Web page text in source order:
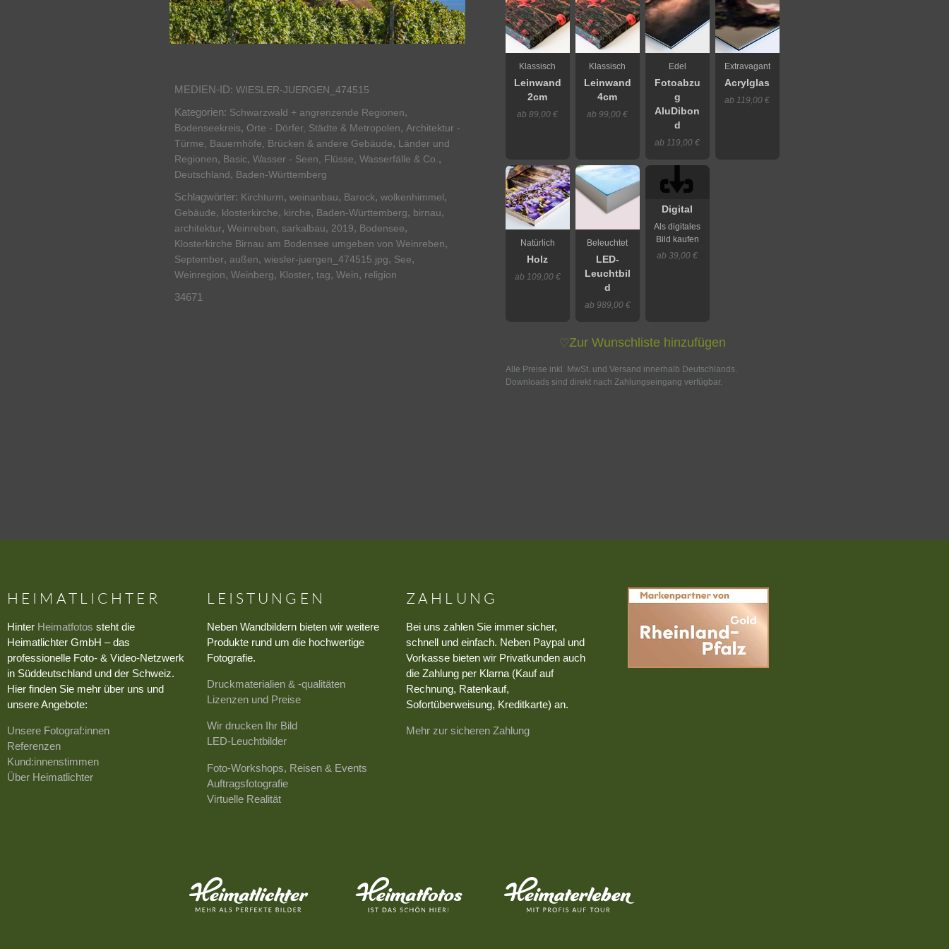
MEDIEN-ID: WIESLER-JUERGEN_474515
Kategorien: Schwarzwald + angrenzende Regionen,
Bodenseekreis, Orte - Dörfer, Städte & Metropolen, Architektur -
Türme, Bauernhöfe, Brücken & andere Gebäude, Länder und
Regionen, Basic, Wasser - Seen, Flüsse, Wasserfälle & Co.,
Deutschland, Baden-Württemberg
Schlagwörter: Kirchturm, weinanbau, Barock, wolkenhimmel,
Gebäude, klosterkirche, kirche, Baden-Württemberg, birnau,
architektur, Weinreben, sarkalbau, 2019, Bodensee,
Klosterkirche Birnau am Bodensee umgeben von Weinreben,
September, außen, wiesler-juergen_474515.jpg, See,
Weinregion, Weinberg, Kloster, tag, Wein, religion
34671
Klassisch
Leinwand
2cm
ab 89,00 €
Klassisch
Leinwand
4cm
ab 99,00 €
Edel
Fotoabzu
g
AluDibon
d
ab 119,00 €
Extravagant
Acrylglas
ab 119,00 €
Natürlich
Holz
ab 109,00 €
Beleuchtet
LED-
Leuchtbil
d
ab 989,00 €
Digital
Als digitales
Bild kaufen
ab 39,00 €
♡Zur Wunschliste hinzufügen
Alle Preise inkl. MwSt. und Versand innerhalb Deutschlands.
Downloads sind direkt nach Zahlungseingang verfügbar.
HEIMATLICHTER
Hinter Heimatfotos steht die
Heimatlichter GmbH – das
professionelle Foto- & Video-Netzwerk
in Süddeutschland und der Schweiz.
Hier finden Sie mehr über uns und
unsere Angebote:
Unsere Fotograf:innen
Referenzen
Kund:innenstimmen
Über Heimatlichter
LEISTUNGEN
Neben Wandbildern bieten wir weitere
Produkte rund um die hochwertige
Fotografie.
Druckmaterialien & -qualitäten
Lizenzen und Preise
Wir drucken Ihr Bild
LED-Leuchtbilder
Foto-Workshops, Reisen & Events
Auftragsfotografie
Virtuelle Realität
ZAHLUNG
Bei uns zahlen Sie immer sicher,
schnell und einfach. Neben Paypal und
Vorkasse bieten wir Privatkunden auch
die Zahlung per Klarna (Kauf auf
Rechnung, Ratenkauf,
Sofortüberweisung, Kreditkarte) an.
Mehr zur sicheren Zahlung